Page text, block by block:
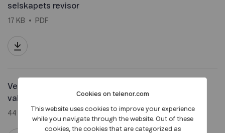
selskapets revisor
17 KB PDF
Vedlegg 4: Innstilling fra
valgkomiteen angående sak 13
44 KB
Cookies on telenor.com
This website uses cookies to improve your experience
while you navigate through the website. Out of these
cookies, the cookies that are categorized as